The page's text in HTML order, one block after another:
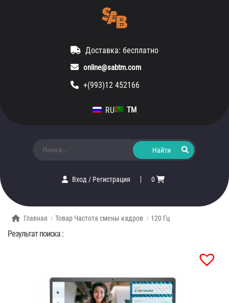
Доставка: бесплатно
online@sabtm.com
+(993)12 452166
RU TM
Вход/ Регистрация 0
Главная Товар Частота смены кадров 120 Гц
Результат поиска :